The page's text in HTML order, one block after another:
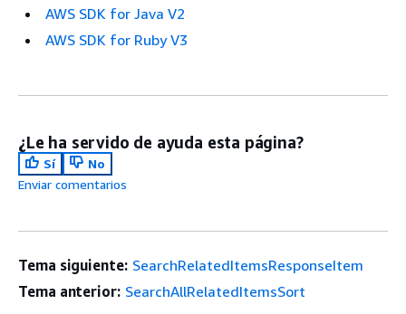
AWS SDK for Java V2
AWS SDK for Ruby V3
¿Le ha servido de ayuda esta página?
Sí
No
Enviar comentarios
Tema siguiente: SearchRelatedItemsResponseItem
Tema anterior: SearchAllRelatedItemsSort